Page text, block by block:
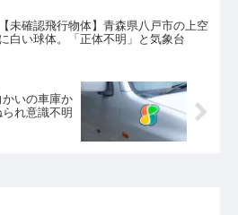
【未確認飛行物体】青森県八戸市の上空
に白い球体。「正体不明」と気象台
かいの車庫か
れ意識不明